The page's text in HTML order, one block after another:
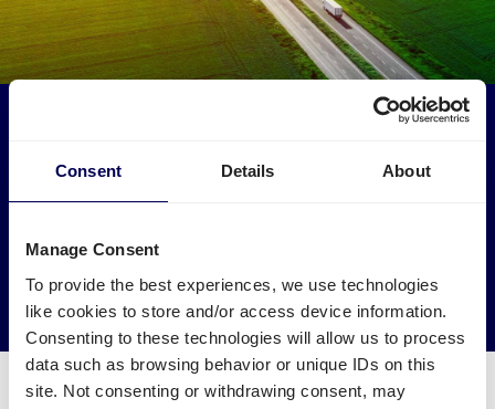
Consent Details About
Manage Consent
To provide the best experiences, we use technologies
like cookies to store and/or access device information.
Consenting to these technologies will allow us to process
data such as browsing behavior or unique IDs on this
site. Not consenting or withdrawing consent, may
Laat je pakketten naar Finland ophalen door
zouden rijden.
Verminder je CO2 uitstoot